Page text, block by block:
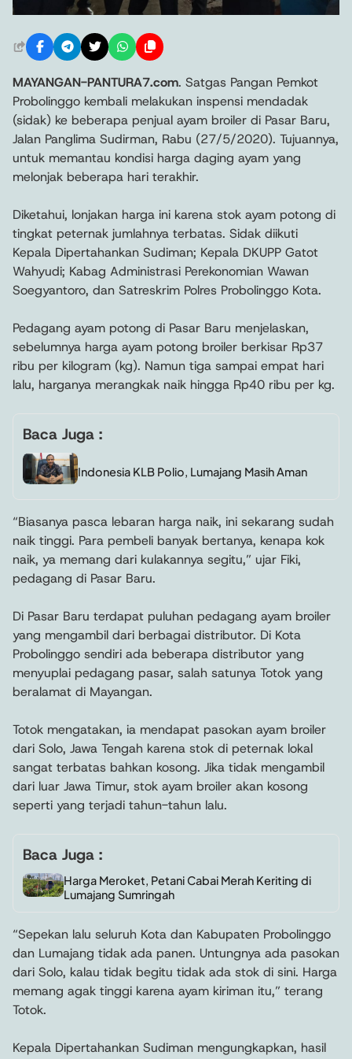
MAYANGAN-PANTURA7.com. Satgas Pangan Pemkot
Probolinggo kembali melakukan inspensi mendadak
(sidak) ke beberapa penjual ayam broiler di Pasar Baru,
Jalan Panglima Sudirman, Rabu (27/5/2020). Tujuannya,
untuk memantau kondisi harga daging ayam yang
melonjak beberapa hari terakhir.
Diketahui, lonjakan harga ini karena stok ayam potong di
tingkat peternak jumlahnya terbatas. Sidak diikuti
Kepala Dipertahankan Sudiman; Kepala DKUPP Gatot
Wahyudi; Kabag Administrasi Perekonomian Wawan
Soegyantoro, dan Satreskrim Polres Probolinggo Kota.
Pedagang ayam potong di Pasar Baru menjelaskan,
sebelumnya harga ayam potong broiler berkisar Rp37
ribu per kilogram (kg). Namun tiga sampai empat hari
lalu, harganya merangkak naik hingga Rp40 ribu per kg.
Baca Juga :
Indonesia KLB Polio, Lumajang Masih Aman
“Biasanya pasca lebaran harga naik, ini sekarang sudah
naik tinggi. Para pembeli banyak bertanya, kenapa kok
naik, ya memang dari kulakannya segitu,” ujar Fiki,
pedagang di Pasar Baru.
Di Pasar Baru terdapat puluhan pedagang ayam broiler
yang mengambil dari berbagai distributor. Di Kota
Probolinggo sendiri ada beberapa distributor yang
menyuplai pedagang pasar, salah satunya Totok yang
beralamat di Mayangan.
Totok mengatakan, ia mendapat pasokan ayam broiler
dari Solo, Jawa Tengah karena stok di peternak lokal
sangat terbatas bahkan kosong. Jika tidak mengambil
dari luar Jawa Timur, stok ayam broiler akan kosong
seperti yang terjadi tahun-tahun lalu.
Baca Juga :
Harga Meroket, Petani Cabai Merah Keriting di
Lumajang Sumringah
“Sepekan lalu seluruh Kota dan Kabupaten Probolinggo
dan Lumajang tidak ada panen. Untungnya ada pasokan
dari Solo, kalau tidak begitu tidak ada stok di sini. Harga
memang agak tinggi karena ayam kiriman itu,” terang
Totok.
Kepala Dipertahankan Sudiman mengungkapkan, hasil